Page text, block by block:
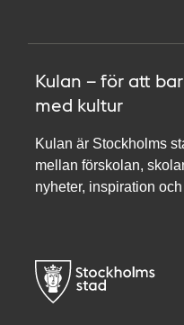
Kulan – för att
med kultur
Kulan är Stockholms
mellan förskolan,
nyheter, inspiration